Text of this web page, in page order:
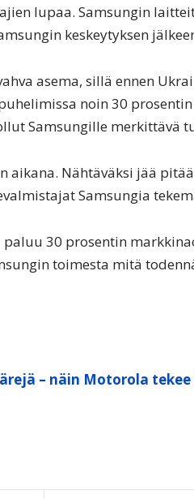
lupaa. Samsungin
keskeytyksen
asema, sillä ennen
noin 30
Samsungille merkittävä
Nähtäväksi jää
Samsungia
30 prosentin
toimesta mitä
– näin Motorola